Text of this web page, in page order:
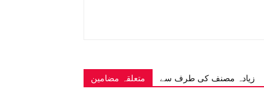
متعلقہ مضامین زیادہ مصنف کی طرف سے